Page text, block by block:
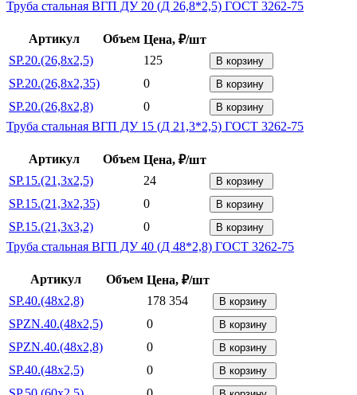
Труба стальная ВГП ДУ 20 (Д 26,8*2,5) ГОСТ 3262-75
Артикул Объем Цена, ₽/шт
SP.20.(26,8x2,5)
125 В корзину
SP.20.(26,8x2,35) 0 В корзину
SP.20.(26,8x2,8) 0 В корзину
Труба стальная ВГП ДУ 15 (Д 21,3*2,5) ГОСТ 3262-75
Артикул Объем Цена, ₽/шт
SP.15.(21,3x2,5)
24 В корзину
SP.15.(21,3x2,35) 0 В корзину
SP.15.(21,3x3,2) 0 В корзину
Труба стальная ВГП ДУ 40 (Д 48*2,8) ГОСТ 3262-75
Артикул Объем Цена, ₽/шт
SP.40.(48x2,8)
178 354 В корзину
SPZN.40.(48x2,5) 0 В корзину
SPZN.40.(48x2,8) 0 В корзину
SP.40.(48x2,5) 0 В корзину